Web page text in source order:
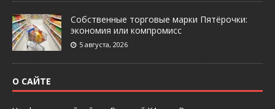
Собственные торговые марки Пятёрочки:
экономия или компромисс
5 августа, 2026
О САЙТЕ